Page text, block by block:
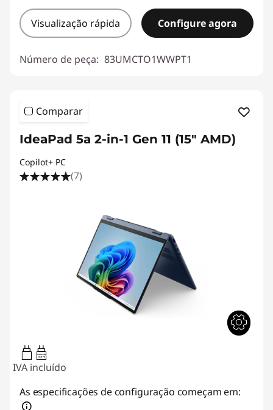
Visualização rápida Configure agora
Número de peça: 83UMCTO1WWPT1
Comparar
IdeaPad 5a 2-in-1 Gen 11 (15" AMD)
Copilot+ PC
(7)
45W-65W
USB PD
IVA incluído
As especificações de configuração começam em: